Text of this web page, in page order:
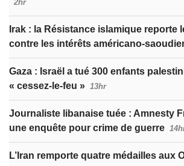
2hr
Irak : la Résistance islamique reporte
contre les intérêts américano-
Gaza : Israël a tué 300 enfants
« cessez-le-feu » 13hr
Journaliste libanaise tuée : Amnesty
une enquête pour crime de guerre
L’Iran remporte quatre médailles aux